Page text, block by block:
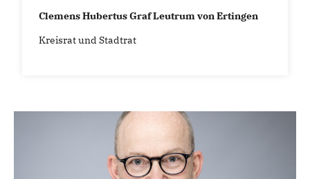
Clemens Hubertus Graf Leutrum von Ertingen
Kreisrat und Stadtrat